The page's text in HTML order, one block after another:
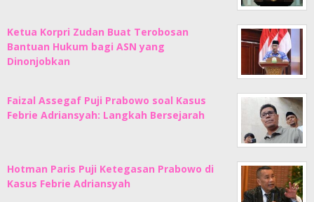
Ketua Korpri Zudan Buat Terobosan
Bantuan Hukum bagi ASN yang
Dinonjobkan
Faizal Assegaf Puji Prabowo soal Kasus
Febrie Adriansyah: Langkah Bersejarah
Hotman Paris Puji Ketegasan Prabowo di
Kasus Febrie Adriansyah